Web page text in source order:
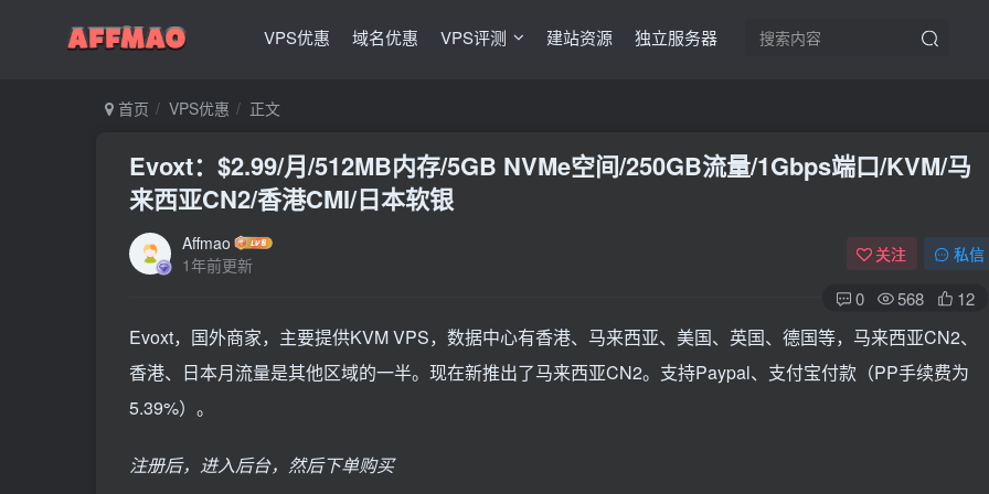
VPS优惠 域名优惠 VPS评测 建站资源 独立服务器
首页 VPS优惠 正文
Evoxt：$2.99/月/512MB内存/5GB NVMe空间/250GB流量/1Gbps端口/KVM/马
来西亚CN2/香港CMI/日本软银
Affmao
1年前更新
关注 私信
0 568 12
Evoxt，国外商家，主要提供KVM VPS，数据中心有香港、马来西亚、美国、英国、德国等，马来西亚CN2、
香港、日本月流量是其他区域的一半。现在新推出了马来西亚CN2。支持Paypal、支付宝付款（PP手续费为
5.39%）。
注册后，进入后台，然后下单购买